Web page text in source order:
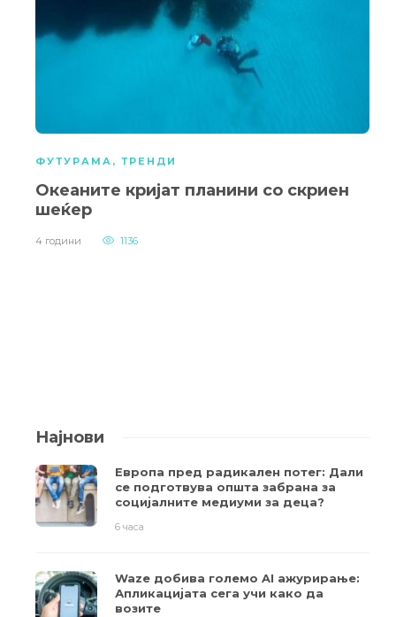
ФУТУРАМА , ТРЕНДИ
Океаните кријат планини со скриен
шеќер
4 години 1136
Најнови
Европа пред радикален потег: Дали
се подготвува општа забрана за
социјалните медиуми за деца?
6 часа
Waze добива големо AI ажурирање:
Апликацијата сега учи како да
возите